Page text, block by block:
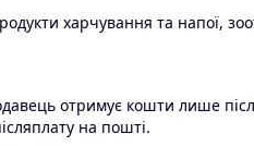
харчування та напої,
отримує кошти лише
на пошті.